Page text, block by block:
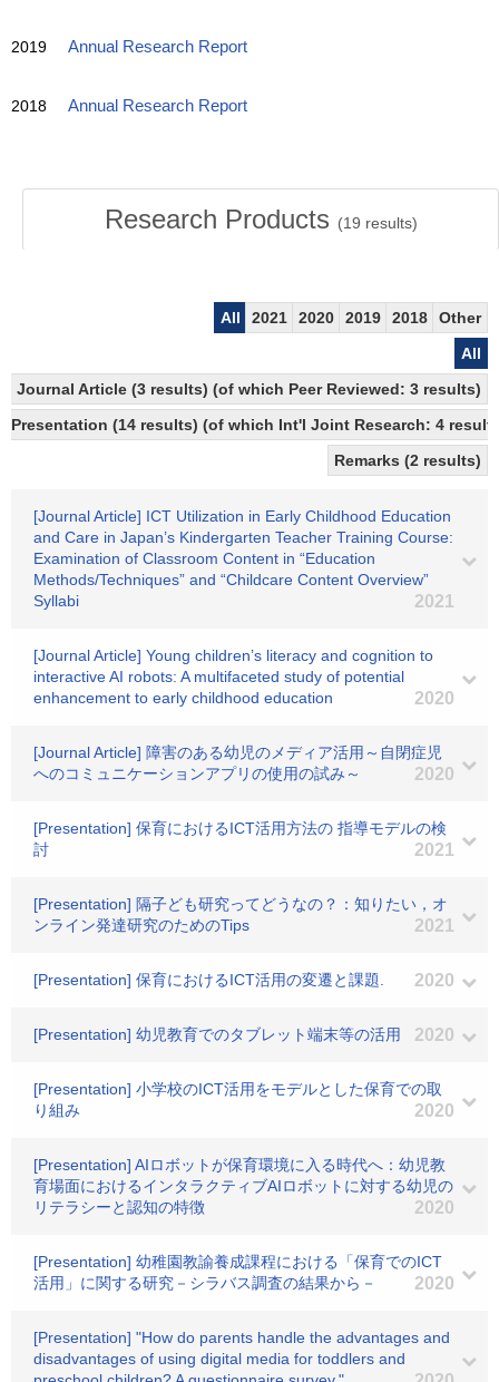
2019 Annual Research Report
2018 Annual Research Report
Research Products (19 results)
All 2021 2020 2019 2018
Other
All
Journal Article (3 results) (of which Peer Reviewed: 3 results)
Presentation (14 results) (of which Int'l Joint Research: 4
Remarks (2 results)
[Journal Article] ICT Utilization in Early Childhood Education
and Care in Japan’s Kindergarten Teacher Training Course:
Examination of Classroom Content in “Education
Methods/Techniques” and “Childcare Content Overview”
Syllabi
2021
[Journal Article] Young children’s literacy and cognition to
interactive AI robots: A multifaceted study of potential
enhancement to early childhood education
2020
[Journal Article] 障害のある幼児のメディア活用～自閉症児
へのコミュニケーションアプリの使用の試み～
2020
[Presentation] 保育におけるICT活用方法の 指導モデルの検
討
2021
[Presentation] 隔子ども研究ってどうなの？：知りたい，オ
ンライン発達研究のためのTips
2021
[Presentation] 保育におけるICT活用の変遷と課題. 2020
[Presentation] 幼児教育でのタブレット端末等の活用 2020
[Presentation] 小学校のICT活用をモデルとした保育での取
り組み
2020
[Presentation] AIロボットが保育環境に入る時代へ：幼児教
育場面におけるインタラクティブAIロボットに対する幼児の
リテラシーと認知の特徴
2020
[Presentation] 幼稚園教諭養成課程における「保育でのICT
活用」に関する研究－シラバス調査の結果から－
2020
[Presentation] "How do parents handle the advantages and
disadvantages of using digital media for toddlers and